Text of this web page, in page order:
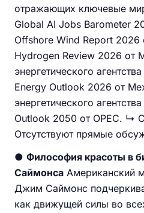
отражающих ключевые
Global AI Jobs Barometer
Offshore Wind Report 2026
Hydrogen Review 2026 от
энергетического
Energy Outlook 2026 от
энергетического
Outlook 2050 от OPEC. ↳
Отсутствуют прямые
● Философия красоты в
Саймонса Американский
Джим Саймонс
как движущей силы во